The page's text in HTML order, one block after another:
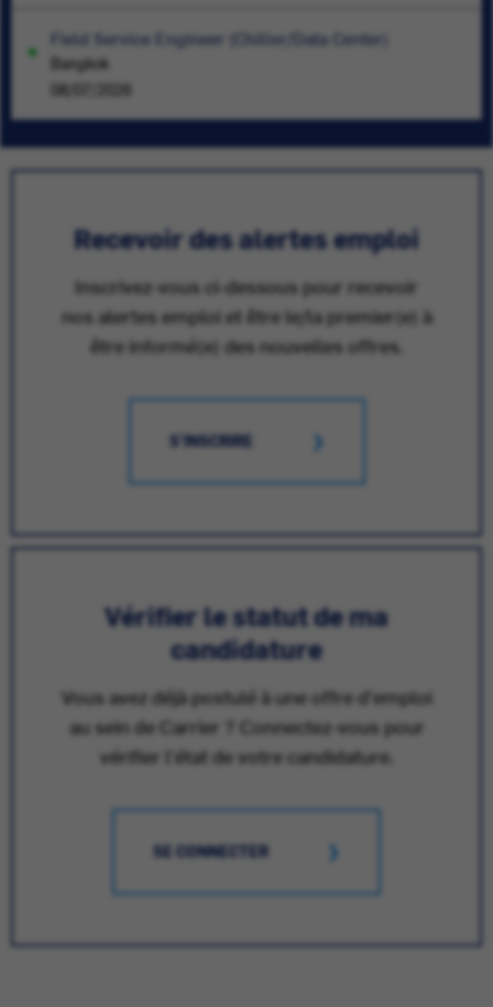
Field Service Engineer (Chiller/Data Center)
Bangkok
08/07/2026
Recevoir des alertes emploi
Inscrivez-vous ci-dessous pour recevoir
nos alertes emploi et être le/la premier(e) à
être informé(e) des nouvelles offres.
S'INSCRIRE
Vérifier le statut de ma
candidature
Vous avez déjà postulé à une offre d'emploi
au sein de Carrier ? Connectez-vous pour
vérifier l'état de votre candidature.
SE CONNECTER